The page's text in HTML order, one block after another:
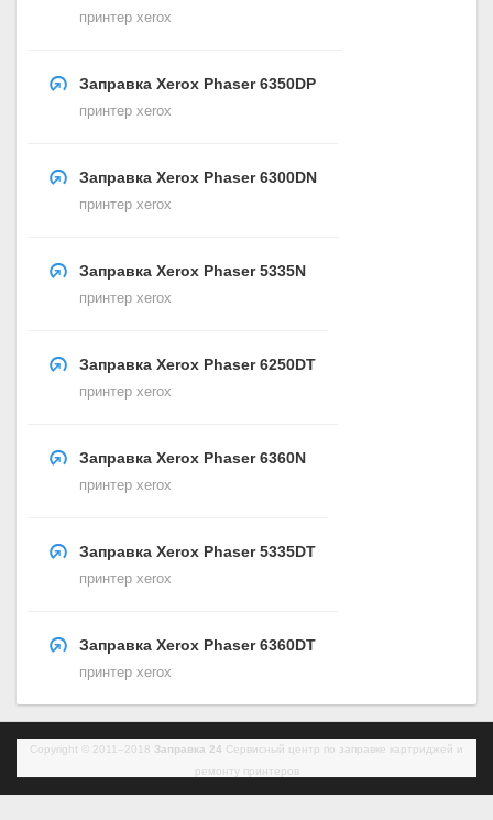
принтер xerox
Заправка Xerox Phaser 6350DP
принтер xerox
Заправка Xerox Phaser 6300DN
принтер xerox
Заправка Xerox Phaser 5335N
принтер xerox
Заправка Xerox Phaser 6250DT
принтер xerox
Заправка Xerox Phaser 6360N
принтер xerox
Заправка Xerox Phaser 5335DT
принтер xerox
Заправка Xerox Phaser 6360DT
принтер xerox
Copyright © 2011–2018 Заправка 24 Сервисный центр по заправке картриджей и
ремонту принтеров